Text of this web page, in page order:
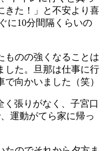
きた！」と不安より喜
に10分間隔くらいの
ものの強くなることは
した。旦那は仕事に行
向かいました（笑）
く張りがなく、子宮口
運動がてら家に帰っ